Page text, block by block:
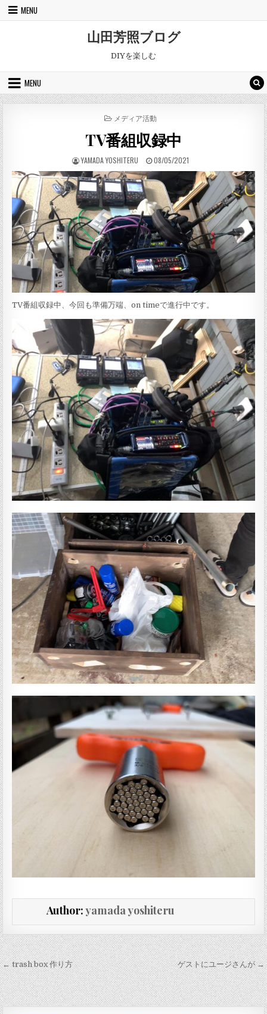
Skip to content
MENU
山田芳照ブログ
DIYを楽しむ
MENU
POSTED IN
メディア活動
TV番組収録中
AUTHOR:
YAMADA YOSHITERU PUBLISHED DATE:
08/05/2021
TV番組収録中、今回も準備万端、on timeで進行中です。
Author:yamada yoshiteru
投稿ナビゲーション
← trash box 作り方 ゲストにユージさんが →